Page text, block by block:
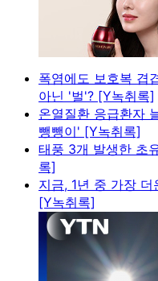
폭염에도 보호복 겹
아닌 '벌'? [Y녹취록]
온열질환 응급환자
뺑뺑이' [Y녹취록]
태풍 3개 발생한 초
록]
지금, 1년 중 가장
[Y녹취록]